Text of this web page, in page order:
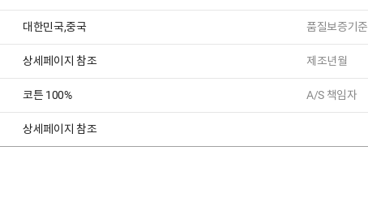
대한민국,중국 품질보증기준
상세페이지 참조 제조년월
코튼 100% A/S 책임자
상세페이지 참조